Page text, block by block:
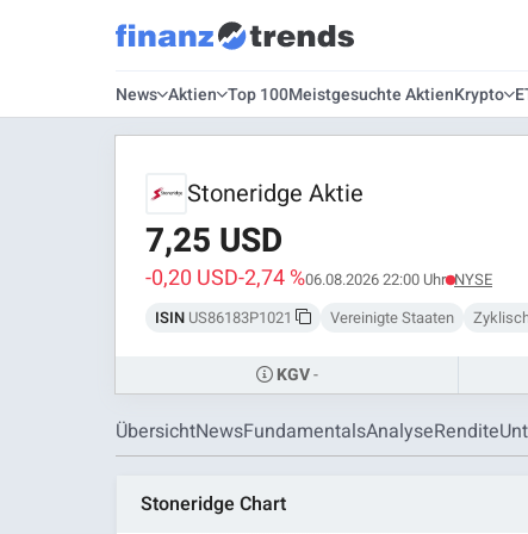
News Aktien Top 100Meistgesuchte AktienKrypto
Stoneridge Aktie
7,25 USD
-0,20 USD-2,74 %06.08.2026 22:00 Uhr NYSE
ISIN US86183P1021 Vereinigte Staaten
KGV-
ÜbersichtNewsFundamentalsAnalyseRendite
Stoneridge Chart